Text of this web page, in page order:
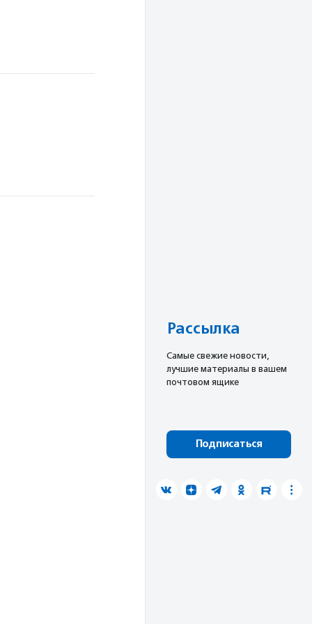
Рассылка
Cамые свежие новости,
лучшие материалы в вашем
почтовом ящике
Подписаться